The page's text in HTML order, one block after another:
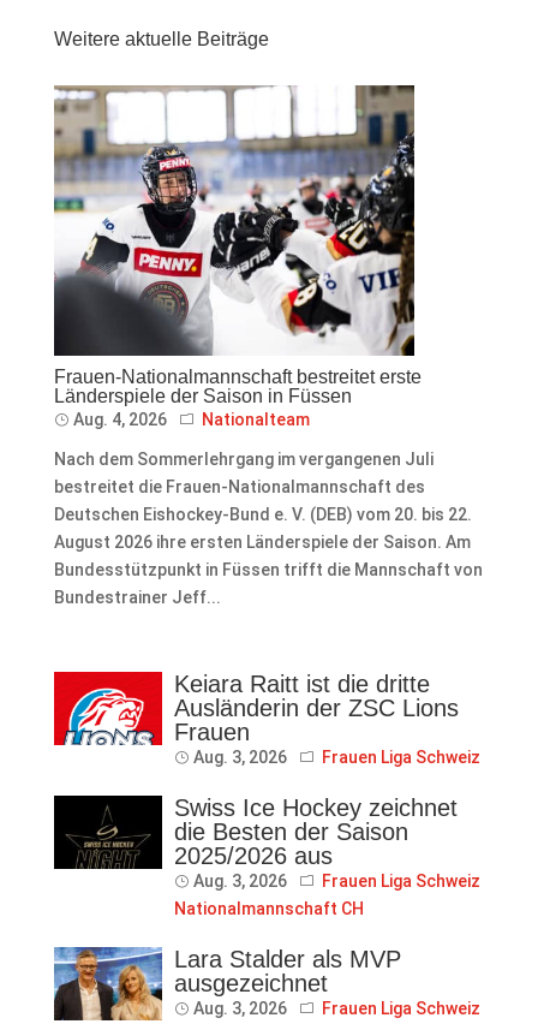
Weitere aktuelle Beiträge
Frauen-Nationalmannschaft bestreitet erste
Länderspiele der Saison in Füssen
Aug. 4, 2026 Nationalteam
Nach dem Sommerlehrgang im vergangenen Juli
bestreitet die Frauen-Nationalmannschaft des
Deutschen Eishockey-Bund e. V. (DEB) vom 20. bis 22.
August 2026 ihre ersten Länderspiele der Saison. Am
Bundesstützpunkt in Füssen trifft die Mannschaft von
Bundestrainer Jeff...
Keiara Raitt ist die dritte
Ausländerin der ZSC Lions
Frauen
Aug. 3, 2026 Frauen Liga Schweiz
Swiss Ice Hockey zeichnet
die Besten der Saison
2025/2026 aus
Aug. 3, 2026
Frauen Liga Schweiz
Nationalmannschaft CH
Lara Stalder als MVP
ausgezeichnet
Aug. 3, 2026 Frauen Liga Schweiz